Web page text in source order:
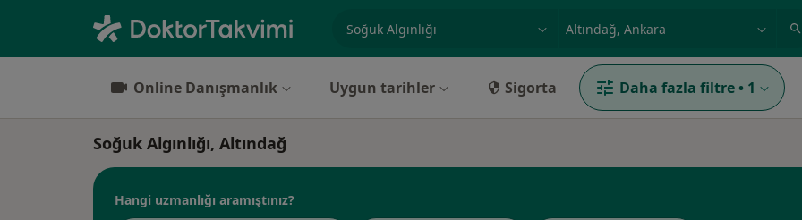
Online Danışmanlık Uygun tarihler Sigorta Daha fazla filtre • 1
Soğuk Algınlığı, Altındağ
Hangi uzmanlığı aramıştınız?